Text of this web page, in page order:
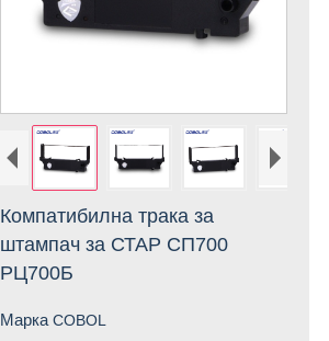
Компатибилна трака за
штампач за СТАР СП700
РЦ700Б
МаркаCOBOL